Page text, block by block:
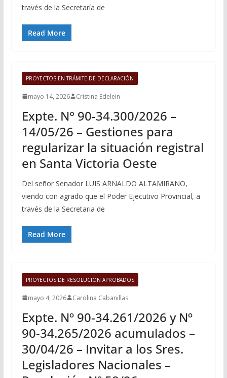
través de la Secretaría de
Read More
PROYECTOS EN TRÁMITE DE DECLARACIÓN
mayo 14, 2026 Cristina Edelein
Expte. N° 90-34.300/2026 –
14/05/26 – Gestiones para
regularizar la situación registral
en Santa Victoria Oeste
Del señor Senador LUIS ARNALDO ALTAMIRANO,
viendo con agrado que el Poder Ejecutivo Provincial, a
través de la Secretaria de
Read More
PROYECTOS DE RESOLUCIÓN APROBADOS
mayo 4, 2026 Carolina Cabanillas
Expte. Nº 90-34.261/2026 y Nº
90-34.265/2026 acumulados –
30/04/26 – Invitar a los Sres.
Legisladores Nacionales –